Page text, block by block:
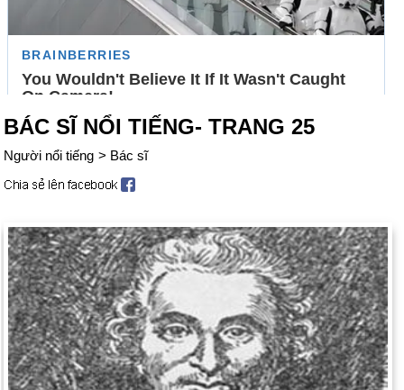
BÁC SĨ NỔI TIẾNG- TRANG 25
Người nổi tiếng > Bác sĩ